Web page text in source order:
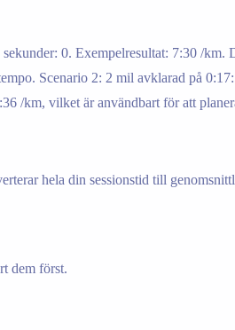
0. Exempelresultat: 7:30 /
Scenario 2: 2 mil avklarad på
/km, vilket är användbart för att
hela din sessionstid till
dem först.